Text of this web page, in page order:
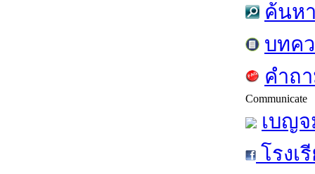
ค้นห
บทค
คำถ
Communicate
เบญ
โรงเ